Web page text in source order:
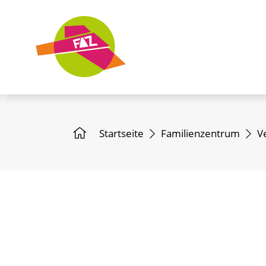
Startseite Familienzentrum